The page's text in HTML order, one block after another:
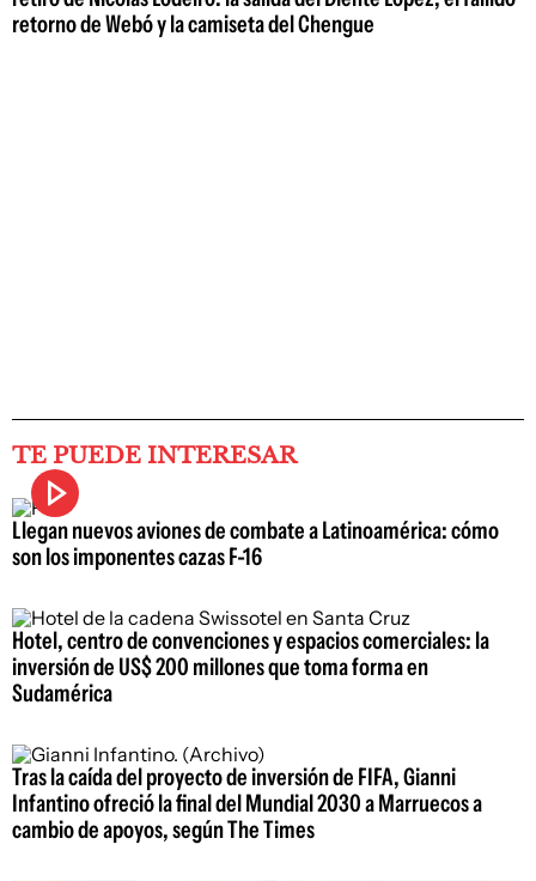
retorno de Webó y la camiseta del Chengue
TE PUEDE INTERESAR
Llegan nuevos aviones de combate a Latinoamérica: cómo
son los imponentes cazas F-16
Hotel, centro de convenciones y espacios comerciales: la
inversión de US$ 200 millones que toma forma en
Sudamérica
Tras la caída del proyecto de inversión de FIFA, Gianni
Infantino ofreció la final del Mundial 2030 a Marruecos a
cambio de apoyos, según The Times